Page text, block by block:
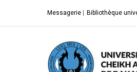
Messagerie Bibliothèque